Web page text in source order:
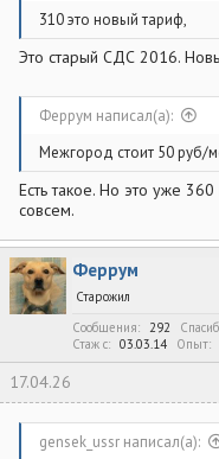
310 это новый тариф,
Это старый СДС 2016.
Феррум написал(а):
Межгород стоит 50 руб/
Есть такое. Но это уже
совсем.
Феррум
Старожил
Сообщения
292
Стаж c
03.03.14 Опыт
17.04.26
gensek_ussr написал(а):